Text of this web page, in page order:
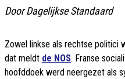
Door Dagelijkse Standaard
Zowel linkse als rechtse politici
dat meldt de NOS. Franse
hoofddoek werd neergezet als